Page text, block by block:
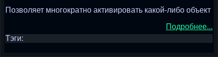
Позволяет многократно активировать какой-либо объект
Подробнее...
Тэги: